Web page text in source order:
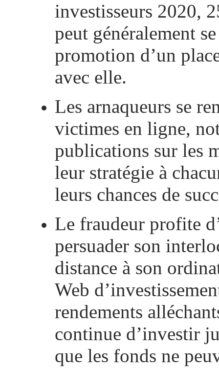
investisseurs 2020,
peut généralement
promotion d’un
avec elle.
Les arnaqueurs se
victimes en ligne,
publications sur les
leur stratégie à
leurs chances de
Le fraudeur profite
persuader son
distance à son
Web
rendements
continue d’investir
que les fonds ne